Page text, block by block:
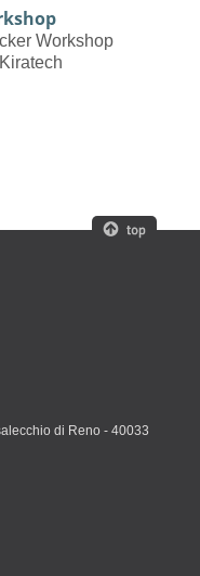
Workshop
di Reno - 40033